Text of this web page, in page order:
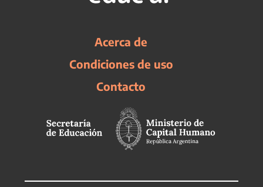
Acerca de
Condiciones de uso
Contacto